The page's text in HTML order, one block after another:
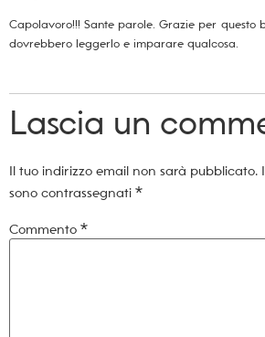
Capolavoro!!! Sante parole. Grazie per questo
dovrebbero leggerlo e imparare qualcosa.
Lascia un
Il tuo indirizzo email non sarà pubblicato.
sono contrassegnati *
Commento *